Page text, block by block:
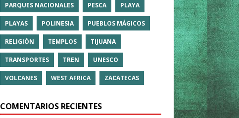
PARQUES NACIONALES PESCA PLAYA
PLAYAS POLINESIA PUEBLOS MÁGICOS
RELIGIÓN TEMPLOS TIJUANA
TRANSPORTES TREN UNESCO
VOLCANES WEST AFRICA ZACATECAS
COMENTARIOS RECIENTES